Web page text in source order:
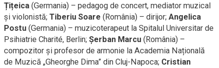
Țițeica (Germania) – pedagog de concert, mediator muzical
și violonistă; Tiberiu Soare (România) – dirijor; Angelica
Postu (Germania) – muzicoterapeut la Spitalul Universitar de
Psihiatrie Charité, Berlin; Șerban Marcu (România) –
compozitor și profesor de armonie la Academia Națională
de Muzică „Gheorghe Dima” din Cluj-Napoca; Cristian